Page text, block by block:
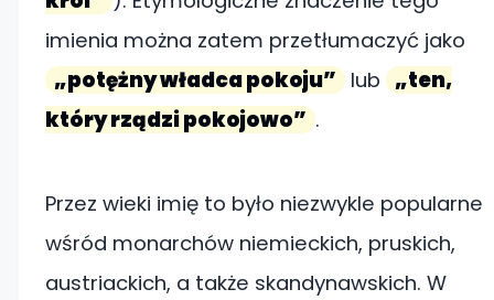
imienia można zatem przetłumaczyć jako
„potężny władca pokoju” lub „ten,
który rządzi pokojowo” .
Przez wieki imię to było niezwykle popularne
wśród monarchów niemieckich, pruskich,
austriackich, a także skandynawskich. W